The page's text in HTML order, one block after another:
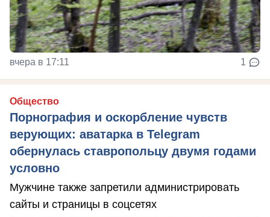
вчера в 17:11 1
Общество
Порнография и оскорбление чувств
верующих: аватарка в Telegram
обернулась ставропольцу двумя годами
условно
Мужчине также запретили администрировать
сайты и страницы в соцсетях